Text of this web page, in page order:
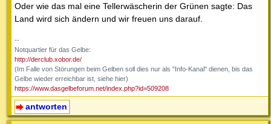
Oder wie das mal eine Tellerwäscherin der Grünen sagte: Das
Land wird sich ändern und wir freuen uns darauf.
--
Notquartier für das Gelbe:
http://derclub.xobor.de/
(Im Falle von Störungen beim Gelben soll dies nur als "Info-Kanal" dienen, bis das
Gelbe wieder erreichbar ist, siehe hier)
https://www.dasgelbeforum.net/index.php?id=509208
antworten